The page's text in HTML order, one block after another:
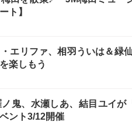
ト】
エリファ、相羽ういは＆緑
楽しもう
ノ鬼、水瀬しあ、結目ユイが
ント3/12開催